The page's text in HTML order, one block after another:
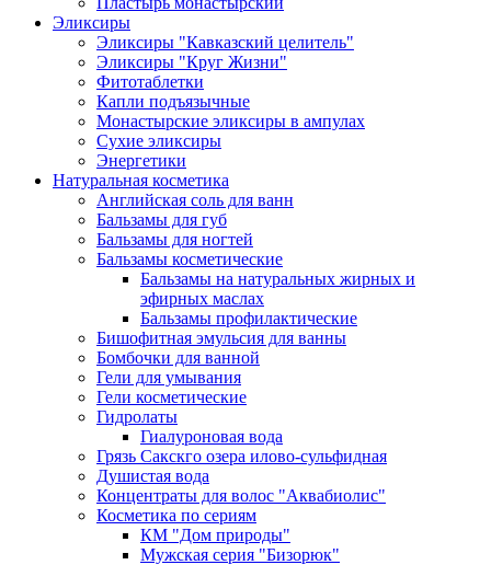
Эликсиры
Эликсиры "Кавказский целитель"
Эликсиры "Круг Жизни"
Фитотаблетки
Капли подъязычные
Монастырские эликсиры в ампулах
Сухие эликсиры
Энергетики
Натуральная косметика
Английская соль для ванн
Бальзамы для губ
Бальзамы для ногтей
Бальзамы косметические
Бальзамы на натуральных жирных и
эфирных маслах
Бальзамы профилактические
Бишофитная эмульсия для ванны
Бомбочки для ванной
Гели для умывания
Гели косметические
Гидролаты
Гиалуроновая вода
Грязь Сакскго озера илово-сульфидная
Душистая вода
Концентраты для волос "Аквабиолис"
Косметика по сериям
КМ "Дом природы"
Мужская серия "Бизорюк"